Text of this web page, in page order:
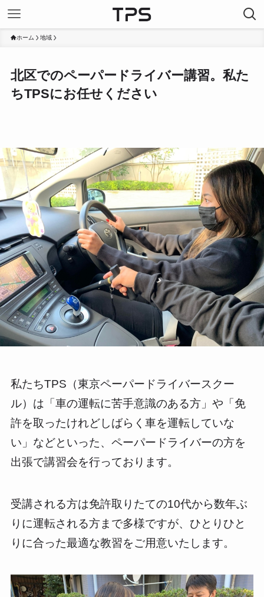
ホーム 地域
北区でのペーパードライバー講習。私た
ちTPSにお任せください
私たちTPS（東京ペーパードライバースクー
ル）は「車の運転に苦手意識のある方」や「免
許を取ったけれどしばらく車を運転していな
い」などといった、ペーパードライバーの方を
出張で講習会を行っております。
受講される方は免許取りたての10代から数年ぶ
りに運転される方まで多様ですが、ひとりひと
りに合った最適な教習をご用意いたします。